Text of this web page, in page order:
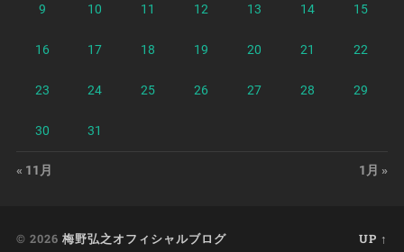
9 10 11 12 13 14 15
16 17 18 19 20 21 22
23 24 25 26 27 28 29
30 31
« 11月 1月 »
© 2026 梅野弘之オフィシャルブログ UP ↑